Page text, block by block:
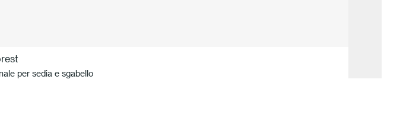
per sedia e sgabello